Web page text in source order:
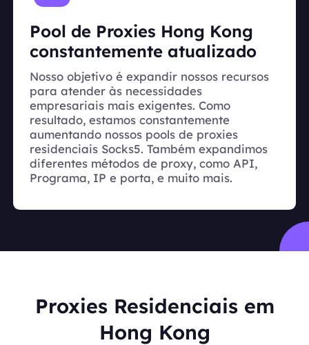
Pool de Proxies Hong Kong
constantemente atualizado
Nosso objetivo é expandir nossos recursos
para atender às necessidades
empresariais mais exigentes. Como
resultado, estamos constantemente
aumentando nossos pools de proxies
residenciais Socks5. Também expandimos
diferentes métodos de proxy, como API,
Programa, IP e porta, e muito mais.
Proxies Residenciais em
Hong Kong